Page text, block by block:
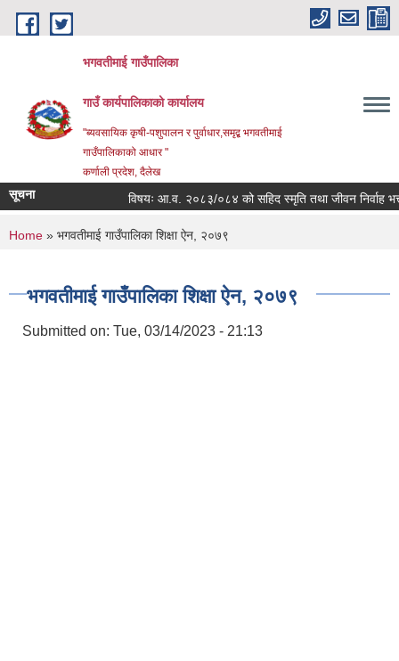
Skip to main content
भगवतीमाई गाउँपालिका
गाउँ कार्यपालिकाको कार्यालय
"ब्यवसायिक कृषी-पशुपालन र पुर्वाधार,समृद्ब भगवतीमाई
गाउँपालिकाको आधार "
कर्णाली प्रदेश, दैलेख
सूचना विषयः आ.व. २०८३/०८४ को सहिद स्मृति तथा जीवन निर्वाह भत्ता
You are here
Home » भगवतीमाई गाउँपालिका शिक्षा ऐन, २०७९
भगवतीमाई गाउँपालिका शिक्षा ऐन, २०७९
Submitted on: Tue, 03/14/2023 - 21:13